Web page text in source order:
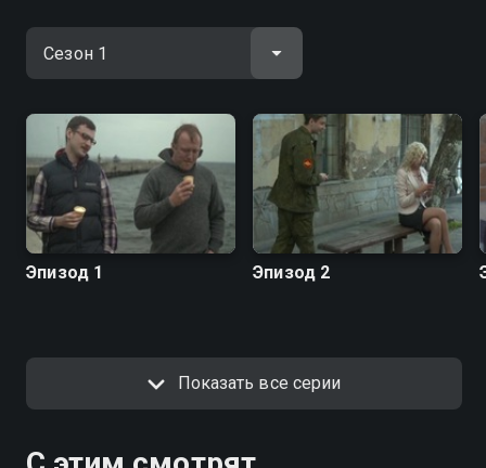
Посмотреть онлайн 1 сезон сериала Анекдоты вы
можете совершенно бесплатно в хорошем HD
качестве на Смотрёшке
Эпизод 1 Эпизод 2
Показать все серии